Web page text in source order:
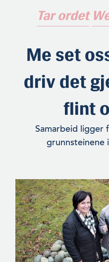
Tar ordet
Me set
driv det
flint
Samarbeid ligger
grunnsteinene